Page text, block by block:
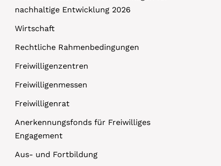
nachhaltige Entwicklung 2026
Wirtschaft
Rechtliche Rahmenbedingungen
Freiwilligenzentren
Freiwilligenmessen
Freiwilligenrat
Anerkennungsfonds für Freiwilliges
Engagement
Aus- und Fortbildung